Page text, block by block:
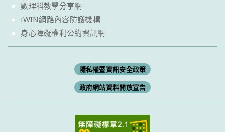
數理科教學分享網
iWIN網路內容防護機構
身心障礙權利公約資訊網
隱私權暨資訊安全政策
政府網站資料開放宣告